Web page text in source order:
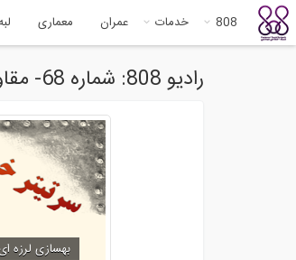
808 خدمات عمران معماری
رادیو 808: شماره 68- مقاوم سازی سازه ها با میراگر های اصطکاکی دورانی
بهسازی لرزه